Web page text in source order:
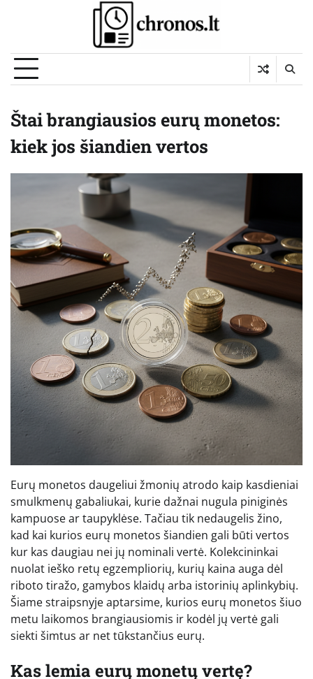
Štai brangiausios eurų monetos:
kiek jos šiandien vertos
Eurų monetos daugeliui žmonių atrodo kaip kasdieniai
smulkmenų gabaliukai, kurie dažnai nugula piniginės
kampuose ar taupyklėse. Tačiau tik nedaugelis žino,
kad kai kurios eurų monetos šiandien gali būti vertos
kur kas daugiau nei jų nominali vertė. Kolekcininkai
nuolat ieško retų egzempliorių, kurių kaina auga dėl
riboto tiražo, gamybos klaidų arba istorinių aplinkybių.
Šiame straipsnyje aptarsime, kurios eurų monetos šiuo
metu laikomos brangiausiomis ir kodėl jų vertė gali
siekti šimtus ar net tūkstančius eurų.
Kas lemia eurų monetų vertę?